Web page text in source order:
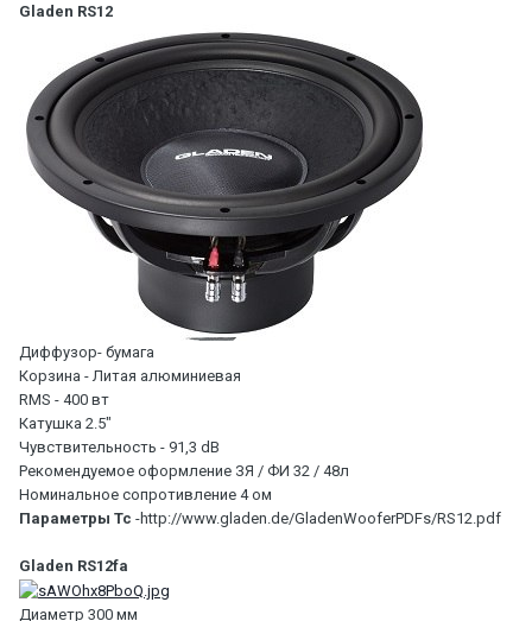
Gladen RS12
Диффузор- бумага
Корзина - Литая алюминиевая
RMS - 400 вт
Катушка 2.5"
Чувствительность - 91,3 dB
Рекомендуемое оформление ЗЯ / ФИ 32 / 48л
Номинальное сопротивление 4 ом
Параметры Тс -http://www.gladen.de/GladenWooferPDFs/RS12.pdf
Gladen RS12fa
Диаметр 300 мм